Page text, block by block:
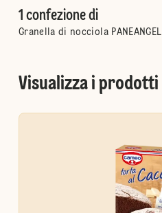
1 confezione di
Granella di nocciola PANEANGELI
Visualizza i prodotti